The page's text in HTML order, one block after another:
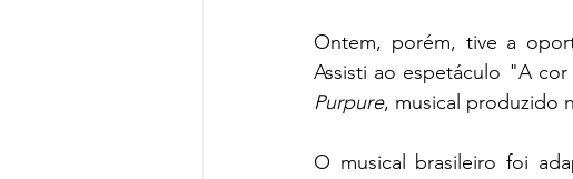
Ontem, porém, tive a
Assisti ao espetáculo "A
Purpure, musical produzido
O musical brasileiro foi